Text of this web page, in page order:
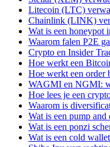
Litecoin (LTC)
Chainlink (LINK)
Wat is een honeypot
Waarom falen P2E
Crypto en Insider
Hoe werkt een
Hoe werkt een order
WAGMI en NGMI:
Hoe lees je een
Waarom is
Wat is een pump
Wat is een ponzi
Wat is een cold